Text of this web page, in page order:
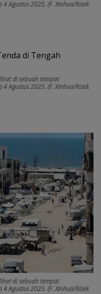
Agustus 2025. (F. Xinhua/Rizek
di sebuah tempat
Agustus 2025. (F. Xinhua/Rizek
di sebuah tempat
Agustus 2025. (F. Xinhua/Rizek